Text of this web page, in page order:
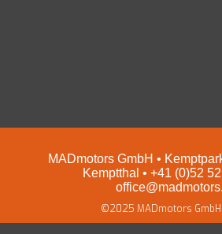
MADmotors GmbH •
Kemptthal • +41 (0)52
©2025 MADmotors GmbH